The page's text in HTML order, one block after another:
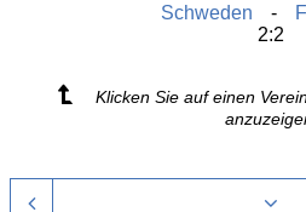
Schweden
2:2
Klicken Sie auf einen